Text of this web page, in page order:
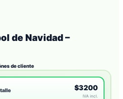
de Navidad –
de cliente
$3200
IVA incl.